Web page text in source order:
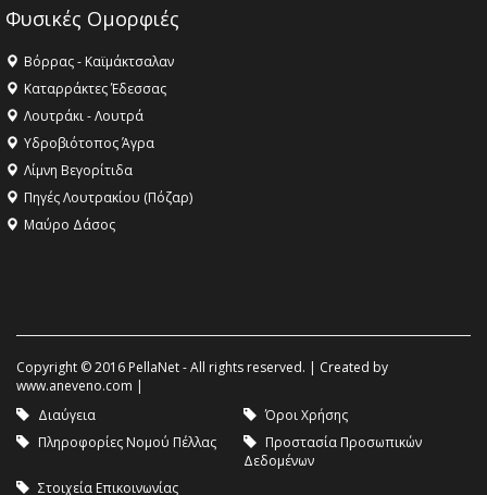
Φυσικές Ομορφιές
Βόρρας - Καϊμάκτσαλαν
Καταρράκτες Έδεσσας
Λουτράκι - Λουτρά
Υδροβιότοπος Άγρα
Λίμνη Βεγορίτιδα
Πηγές Λουτρακίου (Πόζαρ)
Μαύρο Δάσος
Copyright © 2016 PellaNet - All rights reserved. | Created by
www.aneveno.com |
Διαύγεια
Όροι Χρήσης
Πληροφορίες Νομού Πέλλας
Προστασία Προσωπικών
Δεδομένων
Στοιχεία Επικοινωνίας